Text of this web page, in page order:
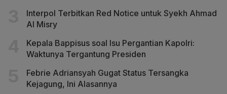
Interpol Terbitkan Red Notice untuk Syekh Ahmad
Al Misry
Kepala Bappisus soal Isu Pergantian Kapolri:
Waktunya Tergantung Presiden
Febrie Adriansyah Gugat Status Tersangka
Kejagung, Ini Alasannya